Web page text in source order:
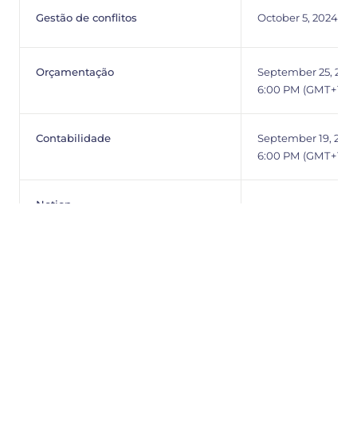
Gestão de conflitos October 5, 2024
Orçamentação
September 25,
6:00 PM (GMT+1)
Contabilidade
September 19,
6:00 PM (GMT+1)
Notion